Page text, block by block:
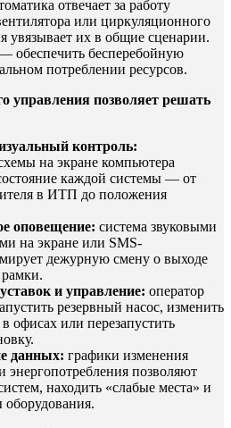
отвечает за работу
или циркуляционного
увязывает их в общие сценарии.
обеспечить бесперебойную
потреблении ресурсов.
управления позволяет решать
контроль:
на экране компьютера
каждой системы — от
в ИТП до положения
оповещение: система звуковыми
на экране или SMS-
дежурную смену о выходе
рамки.
и управление: оператор
резервный насос, изменить
офисах или перезапустить
данных: графики изменения
энергопотребления позволяют
находить «слабые места» и
оборудования.